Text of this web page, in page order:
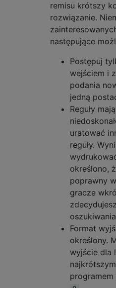
remisu krótszy
rozwiązanie.
następujące
Postępuj
wejściem i
podania
jedną
Reguły
uratować
reguły.
określono,
poprawny
gracze
Format
określony.
wyjście dla